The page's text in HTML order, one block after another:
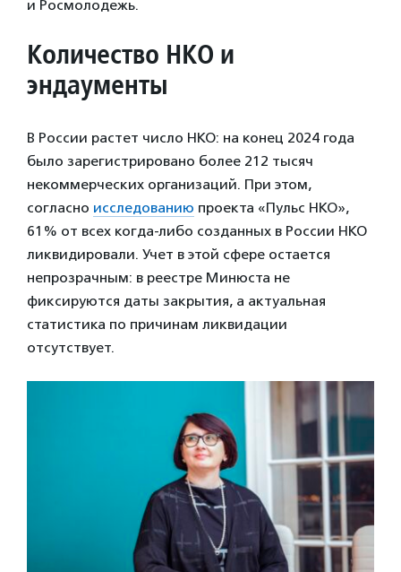
и Росмолодежь.
Количество НКО и
эндаументы
В России растет число НКО: на конец 2024 года
было зарегистрировано более 212 тысяч
некоммерческих организаций. При этом,
согласно исследованию проекта «Пульс НКО»,
61% от всех когда-либо созданных в России НКО
ликвидировали. Учет в этой сфере остается
непрозрачным: в реестре Минюста не
фиксируются даты закрытия, а актуальная
статистика по причинам ликвидации
отсутствует.